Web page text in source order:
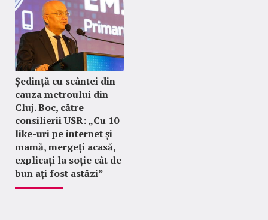
Ședință cu scântei din
cauza metroului din
Cluj. Boc, către
consilierii USR: „Cu 10
like-uri pe internet și
mamă, mergeți acasă,
explicați la soție cât de
bun ați fost astăzi”